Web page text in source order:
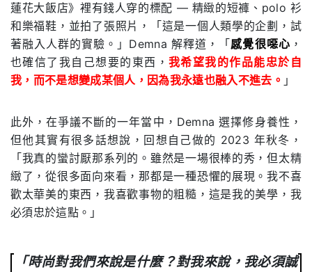
蓮花大飯店》裡有錢人穿的標配 — 精緻的短褲、polo 衫
和樂福鞋，並拍了張照片，「這是一個人類學的企劃，試
著融入人群的實驗。」Demna 解釋道，「感覺很噁心 ，
也確信了我自己想要的東西，我希望我的作品能忠於自
我，而不是想變成某個人，因為我永遠也融入不進去。 」
此外，在爭議不斷的一年當中，Demna 選擇修身養性，
但他其實有很多話想說，回想自己做的 2023 年秋冬，
「我真的蠻討厭那系列的。雖然是一場很棒的秀，但太精
緻了，從很多面向來看，那都是一種恐懼的展現。我不喜
歡太華美的東西，我喜歡事物的粗糙，這是我的美學，我
必須忠於這點。」
「時尚對我們來說是什麼？對我來說，我必須誠